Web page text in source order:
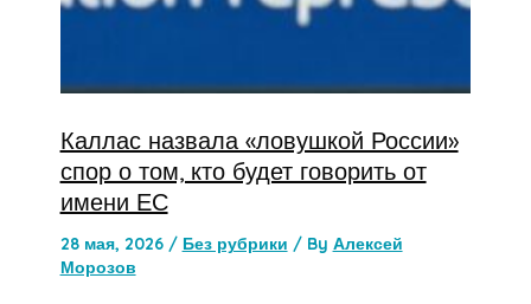
Каллас назвала «ловушкой России»
спор о том, кто будет говорить от
имени ЕС
28 мая, 2026 / Без рубрики / By Алексей
Морозов